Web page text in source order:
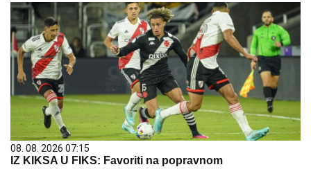
08. 08. 2026 07:15
IZ KIKSA U FIKS: Favoriti na popravnom